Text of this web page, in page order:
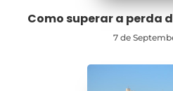
Como superar a perda
7 de